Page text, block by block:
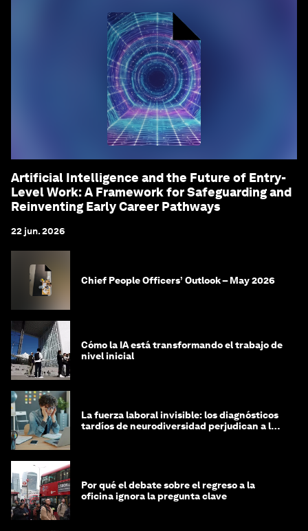
Artificial Intelligence and the Future of Entry-
Level Work: A Framework for Safeguarding and
Reinventing Early Career Pathways
22 jun. 2026
Chief People Officers’ Outlook – May 2026
Cómo la IA está transformando el trabajo de
nivel inicial
La fuerza laboral invisible: los diagnósticos
tardíos de neurodiversidad perjudican a las
Por qué el debate sobre el regreso a la
oficina ignora la pregunta clave